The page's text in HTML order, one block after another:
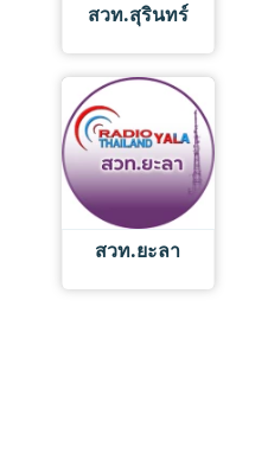
สวท.สุรินทร์
สวท.ยะลา